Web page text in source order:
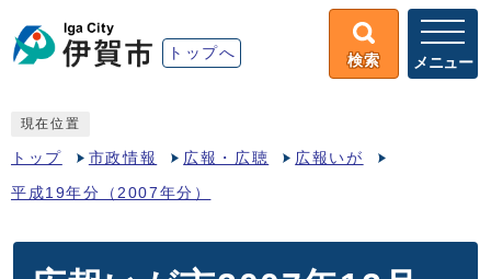
トップへ 検索 メニュー
現在位置
トップ 市政情報 広報・広聴 広報いが
平成19年分（2007年分）